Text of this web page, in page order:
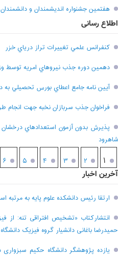
هفتمين جشنواره انديشمندان و
اطلاع رسانی
کنفرانس علمي تغييرات تراز درياي خزر
دهمين دوره جذب نيروهاي امريه توسط
آيين نامه جامع اعطاي بورس تحصيلي به
فراخوان جذب سربازان نخبه جهت انجام
پذيرش بدون آزمون استعدادهاي
شاهرود
۱ ۲ ۳ ۴ ۵ ۶
آخرین اخبار
ارتقا رئیس دانشکده علوم پایه به مرتبه
انتشارکتاب «تشخیص افتراقی تنه: از
حمیدرضا باغانی دانشیار گروه فیزیک